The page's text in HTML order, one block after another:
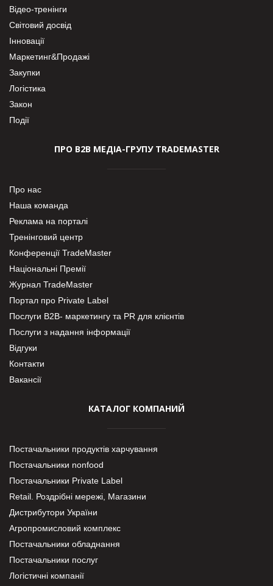
Відео-тренінги
Світовий досвід
Інновації
Маркетинг&Продажі
Закупки
Логістика
Закон
Події
ПРО В2В МЕДІА-ГРУПУ TRADEMASTER
Про нас
Наша команда
Реклама на порталі
Тренінговий центр
Конференції TradeMaster
Національні Премії
Журнал TradeMaster
Портал про Private Label
Послуги В2В- маркетингу та PR для клієнтів
Послуги з надання інформації
Відгуки
Контакти
Вакансії
КАТАЛОГ КОМПАНИЙ
Постачальники продуктів харчування
Постачальники nonfood
Постачальники Private Label
Retail. Роздрібні мережі, Магазини
Дистрибутори України
Агропромисловий комплекс
Постачальники обладнання
Постачальники послуг
Логістичні компанії